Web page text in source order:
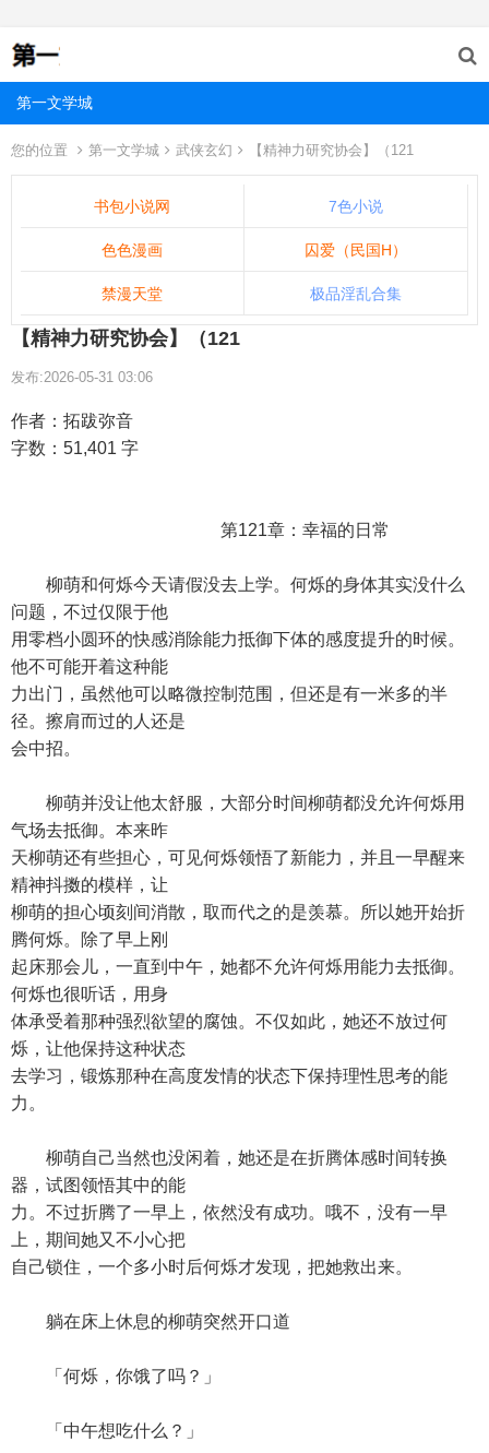
第一文学城
您的位置 第一文学城 武侠玄幻 【精神力研究协会】（121
书包小说网 7色小说
色色漫画 囚爱（民国H）
禁漫天堂 极品淫乱合集
【精神力研究协会】（121
发布:2026-05-31 03:06
作者：拓跋弥音
字数：51,401 字
第121章：幸福的日常
柳萌和何烁今天请假没去上学。何烁的身体其实没什么
问题，不过仅限于他
用零档小圆环的快感消除能力抵御下体的感度提升的时候。
他不可能开着这种能
力出门，虽然他可以略微控制范围，但还是有一米多的半
径。擦肩而过的人还是
会中招。
柳萌并没让他太舒服，大部分时间柳萌都没允许何烁用
气场去抵御。本来昨
天柳萌还有些担心，可见何烁领悟了新能力，并且一早醒来
精神抖擞的模样，让
柳萌的担心顷刻间消散，取而代之的是羡慕。所以她开始折
腾何烁。除了早上刚
起床那会儿，一直到中午，她都不允许何烁用能力去抵御。
何烁也很听话，用身
体承受着那种强烈欲望的腐蚀。不仅如此，她还不放过何
烁，让他保持这种状态
去学习，锻炼那种在高度发情的状态下保持理性思考的能
力。
柳萌自己当然也没闲着，她还是在折腾体感时间转换
器，试图领悟其中的能
力。不过折腾了一早上，依然没有成功。哦不，没有一早
上，期间她又不小心把
自己锁住，一个多小时后何烁才发现，把她救出来。
躺在床上休息的柳萌突然开口道
「何烁，你饿了吗？」
「中午想吃什么？」